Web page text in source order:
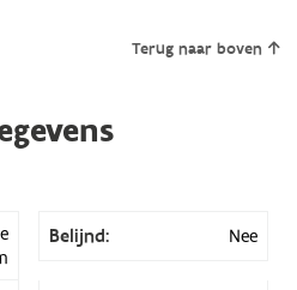
Terug naar boven
Belijnd: Nee